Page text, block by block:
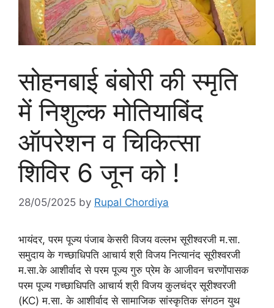
सोहनबाई बंबोरी की स्मृति
में निशुल्क मोतियाबिंद
ऑपरेशन व चिकित्सा
शिविर 6 जून को !
28/05/2025 by Rupal Chordiya
भायंदर, परम पूज्य पंजाब केसरी विजय वल्लभ सूरीश्वरजी म.सा.
समुदाय के गच्छाधिपति आचार्य श्री विजय नित्यानंद सूरीश्वरजी
म.सा.के आशीर्वाद से परम पूज्य गुरु प्रेम के आजीवन चरणोंपासक
परम पूज्य गच्छाधिपति आचार्य श्री विजय कुलचंद्र सूरीश्वरजी
(KC) म.सा. के आशीर्वाद से सामाजिक सांस्कृतिक संगठन युथ